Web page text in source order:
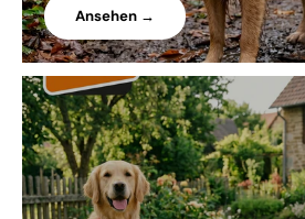
Ansehen →